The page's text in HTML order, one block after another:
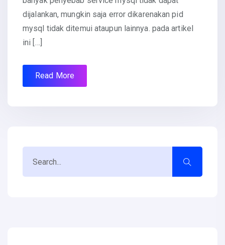
dijalankan, mungkin saja error dikarenakan pid
mysql tidak ditemui ataupun lainnya. pada artikel
ini […]
Read More